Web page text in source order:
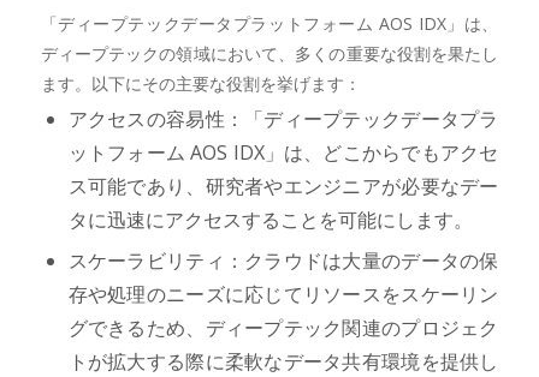
「ディープテックデータプラットフォーム AOS IDX」は、
ディープテックの領域において、多くの重要な役割を果たし
ます。以下にその主要な役割を挙げます：
アクセスの容易性：「ディープテックデータプラ
ットフォーム AOS IDX」は、どこからでもアクセ
ス可能であり、研究者やエンジニアが必要なデー
タに迅速にアクセスすることを可能にします。
スケーラビリティ：クラウドは大量のデータの保
存や処理のニーズに応じてリソースをスケーリン
グできるため、ディープテック関連のプロジェク
トが拡大する際に柔軟なデータ共有環境を提供し